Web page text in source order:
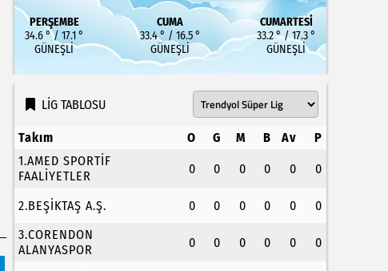
PERŞEMBE
34.6 ° / 17.1 °
GÜNEŞLI
CUMA
33.4 ° / 16.5 °
GÜNEŞLI
CUMARTESI
33.2 ° / 17.3 °
GÜNEŞLI
LİG TABLOSU
Takım O G M B Av
P
1.AMED SPORTİF
FAALİYETLER
0 0 0 0 0 0
2.BEŞİKTAŞ A.Ş. 0 0 0 0 0
0
3.CORENDON
ALANYASPOR
0 0 0 0 0 0